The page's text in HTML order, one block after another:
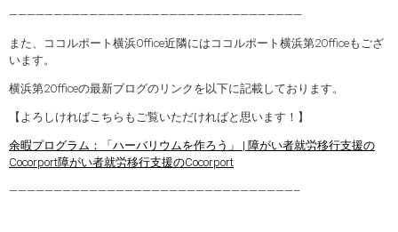
—————————————————————————————————
また、ココルポート横浜Office近隣にはココルポート横浜第2Officeもござ
います。
横浜第2Officeの最新ブログのリンクを以下に記載しております。
【よろしければこちらもご覧いただければと思います！】
余暇プログラム：「ハーバリウムを作ろう」 | 障がい者就労移行支援の
Cocorport障がい者就労移行支援のCocorport
————————————————————————————————–